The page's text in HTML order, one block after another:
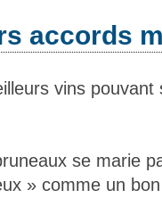
accords
vins
se marie
» comme un